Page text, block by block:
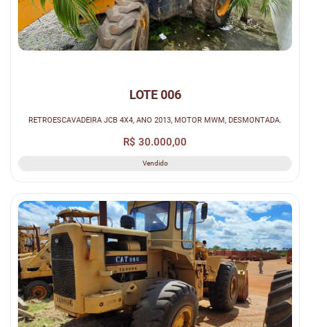
LOTE 006
RETROESCAVADEIRA JCB 4X4, ANO 2013, MOTOR MWM, DESMONTADA.
R$ 30.000,00
Vendido